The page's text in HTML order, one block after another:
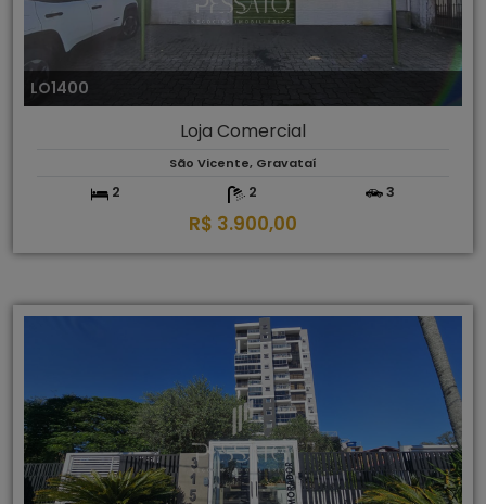
LO1400
Loja Comercial
São Vicente, Gravataí
2 2 3
R$ 3.900,00